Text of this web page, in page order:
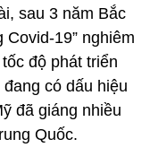
sau 3 năm Bắc
Covid-19” nghiêm
độ phát triển
có dấu hiệu
đã giáng nhiều
Quốc.